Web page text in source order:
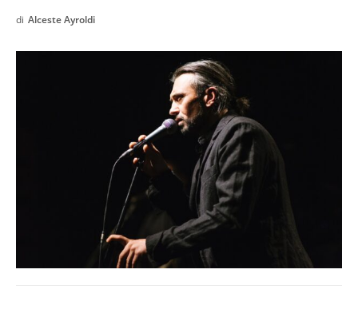
Italiano
di Alceste Ayroldi